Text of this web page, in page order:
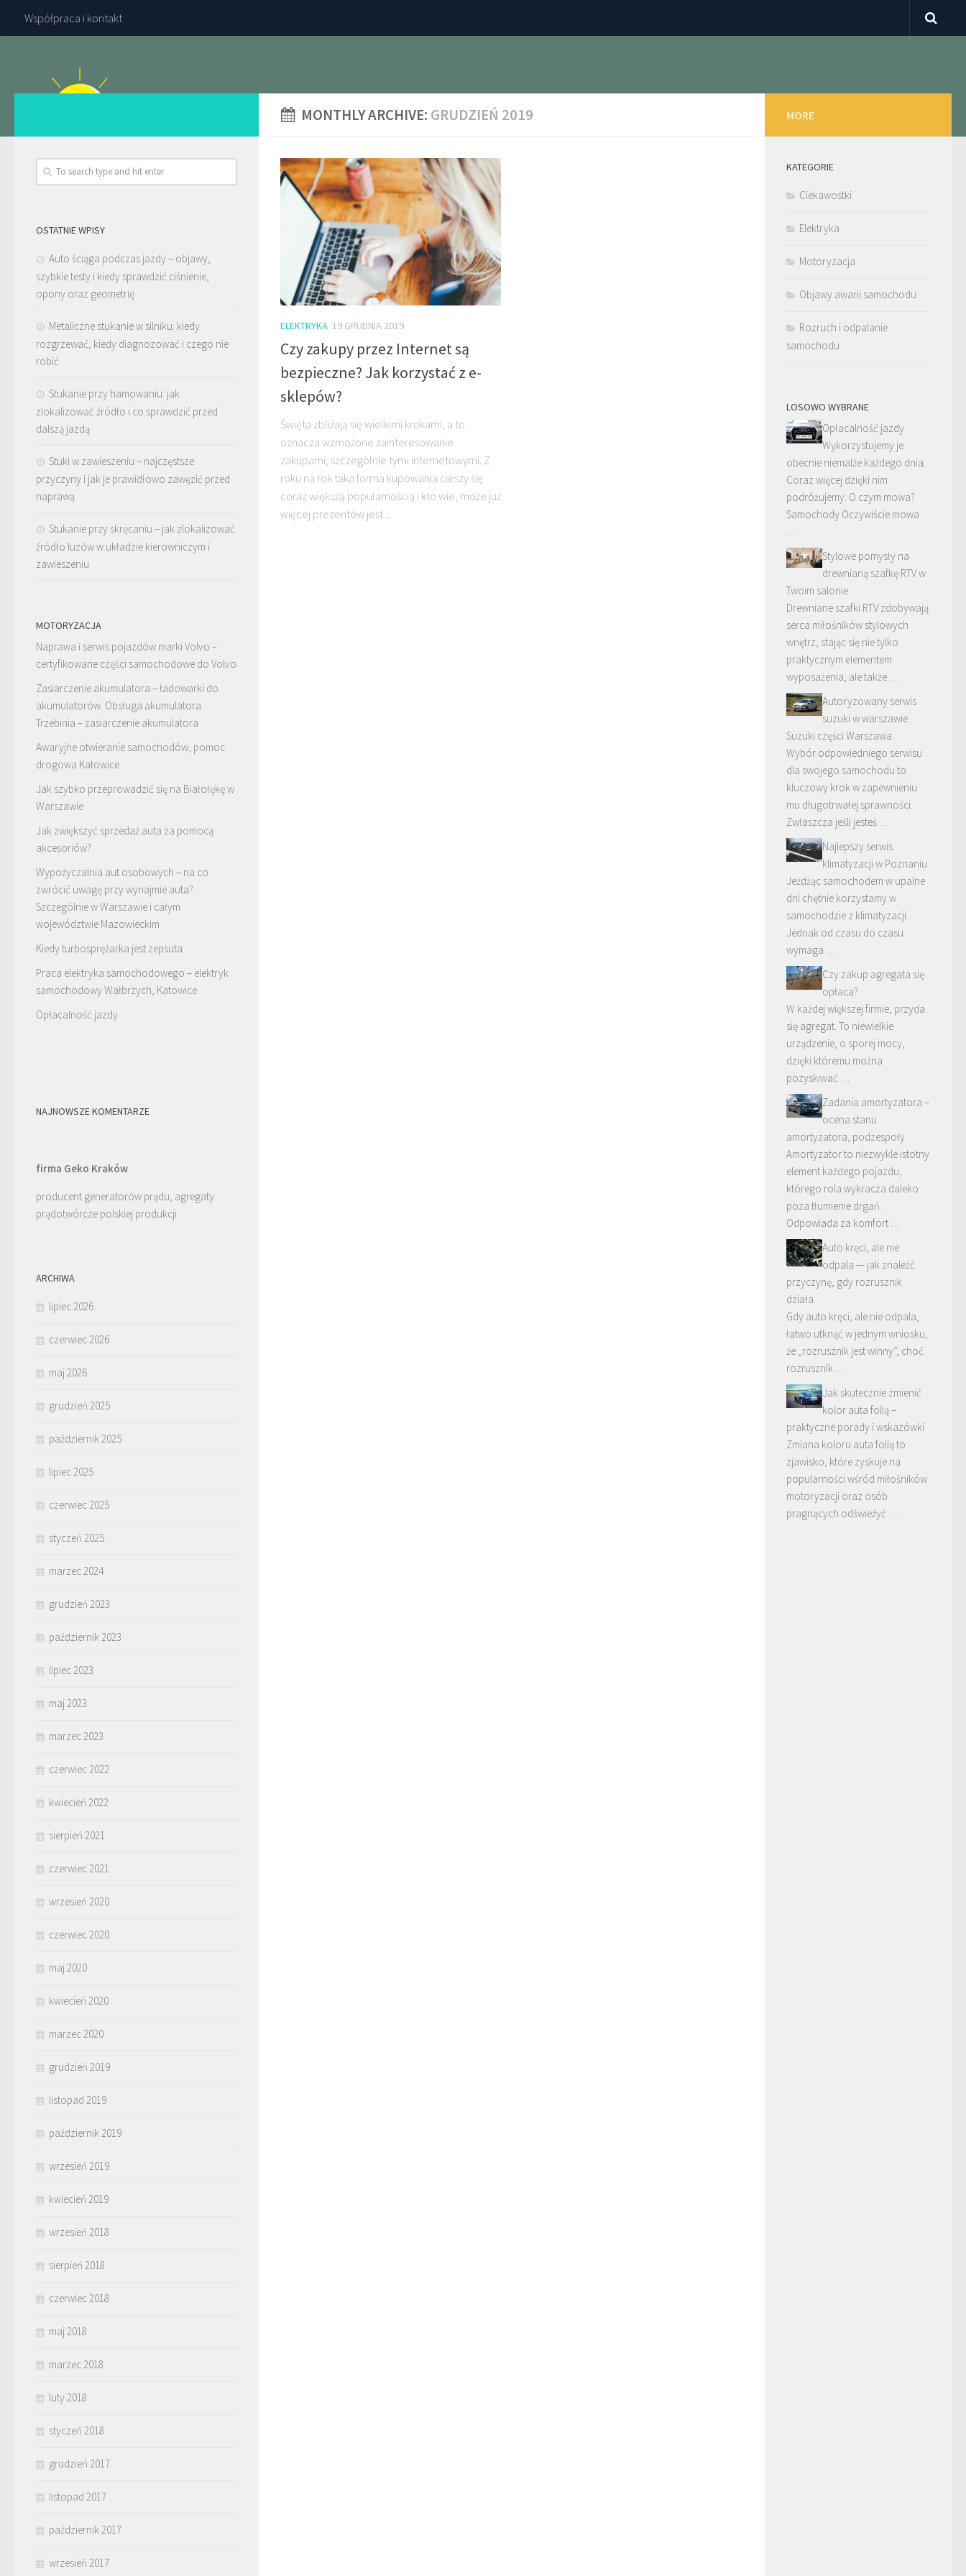
Współpraca i kontakt
MONTHLY ARCHIVE: GRUDZIEŃ 2019
ELEKTRYKA 19 GRUDNIA 2019
Czy zakupy przez Internet są
bezpieczne? Jak korzystać z e-
sklepów?
Święta zbliżają się wielkimi krokami, a to
oznacza wzmożone zainteresowanie
zakupami, szczególnie tymi internetowymi. Z
roku na rok taka forma kupowania cieszy się
coraz większą popularnością i kto wie, może już
więcej prezentów jest...
OSTATNIE WPISY
Auto ściąga podczas jazdy – objawy,
szybkie testy i kiedy sprawdzić ciśnienie,
opony oraz geometrię
Metaliczne stukanie w silniku: kiedy
rozgrzewać, kiedy diagnozować i czego nie
robić
Stukanie przy hamowaniu: jak
zlokalizować źródło i co sprawdzić przed
dalszą jazdą
Stuki w zawieszeniu – najczęstsze
przyczyny i jak je prawidłowo zawęzić przed
naprawą
Stukanie przy skręcaniu – jak zlokalizować
źródło luzów w układzie kierowniczym i
zawieszeniu
MOTORYZACJA
Naprawa i serwis pojazdów marki Volvo –
certyfikowane części samochodowe do Volvo
Zasiarczenie akumulatora – ładowarki do
akumulatorów. Obsługa akumulatora
Trzebinia – zasiarczenie akumulatora
Awaryjne otwieranie samochodów, pomoc
drogowa Katowice
Jak szybko przeprowadzić się na Białołękę w
Warszawie
Jak zwiększyć sprzedaż auta za pomocą
akcesoriów?
Wypożyczalnia aut osobowych – na co
zwrócić uwagę przy wynajmie auta?
Szczególnie w Warszawie i całym
województwie Mazowieckim
Kiedy turbosprężarka jest zepsuta
Praca elektryka samochodowego – elektryk
samochodowy Wałbrzych, Katowice
Opłacalność jazdy
NAJNOWSZE KOMENTARZE
firma Geko Kraków
producent generatorów prądu, agregaty
prądotwórcze polskiej produkcji
ARCHIWA
lipiec 2026
czerwiec 2026
maj 2026
grudzień 2025
październik 2025
lipiec 2025
czerwiec 2025
styczeń 2025
marzec 2024
grudzień 2023
październik 2023
lipiec 2023
maj 2023
marzec 2023
czerwiec 2022
kwiecień 2022
sierpień 2021
czerwiec 2021
wrzesień 2020
czerwiec 2020
maj 2020
kwiecień 2020
marzec 2020
grudzień 2019
listopad 2019
październik 2019
wrzesień 2019
kwiecień 2019
wrzesień 2018
sierpień 2018
czerwiec 2018
maj 2018
marzec 2018
luty 2018
styczeń 2018
grudzień 2017
listopad 2017
październik 2017
wrzesień 2017
MORE
KATEGORIE
Ciekawostki
Elektryka
Motoryzacja
Objawy awarii samochodu
Rozruch i odpalanie
samochodu
LOSOWO WYBRANE
Opłacalność jazdy
Wykorzystujemy je
obecnie niemalże każdego dnia.
Coraz więcej dzięki nim
podróżujemy. O czym mowa?
Samochody Oczywiście mowa
…
Stylowe pomysły na
drewnianą szafkę RTV w
Twoim salonie
Drewniane szafki RTV zdobywają
serca miłośników stylowych
wnętrz, stając się nie tylko
praktycznym elementem
wyposażenia, ale także …
Autoryzowany serwis
suzuki w warszawie.
Suzuki części Warszawa
Wybór odpowiedniego serwisu
dla swojego samochodu to
kluczowy krok w zapewnieniu
mu długotrwałej sprawności.
Zwłaszcza jeśli jesteś …
Najlepszy serwis
klimatyzacji w Poznaniu
Jeżdżąc samochodem w upalne
dni chętnie korzystamy w
samochodzie z klimatyzacji.
Jednak od czasu do czasu
wymaga …
Czy zakup agregata się
opłaca?
W każdej większej firmie, przyda
się agregat. To niewielkie
urządzenie, o sporej mocy,
dzięki któremu można
pozyskiwać …
Zadania amortyzatora –
ocena stanu
amortyzatora, podzespoły
Amortyzator to niezwykle istotny
element każdego pojazdu,
którego rola wykracza daleko
poza tłumienie drgań.
Odpowiada za komfort …
Auto kręci, ale nie
odpala — jak znaleźć
przyczynę, gdy rozrusznik
działa
Gdy auto kręci, ale nie odpala,
łatwo utknąć w jednym wniosku,
że „rozrusznik jest winny”, choć
rozrusznik …
Jak skutecznie zmienić
kolor auta folią –
praktyczne porady i wskazówki
Zmiana koloru auta folią to
zjawisko, które zyskuje na
popularności wśród miłośników
motoryzacji oraz osób
pragnących odświeżyć …